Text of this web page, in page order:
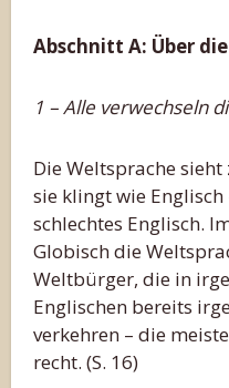
Abschnitt A: Über
1 – Alle verwechseln
Die Weltsprache
sie klingt wie
schlechtes Englisch.
Globisch die
Weltbürger, die in
Englischen bereits
verkehren – die
recht. (S. 16)